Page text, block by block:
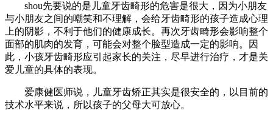
shou先要说的是儿童牙齿畸形的危害是很大，因为小朋友
与小朋友之间的嘲笑和不理解，会给牙齿畸形的孩子造成心理
上的阴影，不利于他们的健康成长。再次牙齿畸形会影响整个
面部的肌肉的发育，可能会对整个脸型造成一定的影响。因
此，小孩牙齿畸形应引起家长的关注，尽早进行治疗，才是关
爱儿童的具体的表现。
爱康健医师说，儿童牙齿矫正其实是很安全的，以目前的
技术水平来说，所以孩子的父母大可放心。